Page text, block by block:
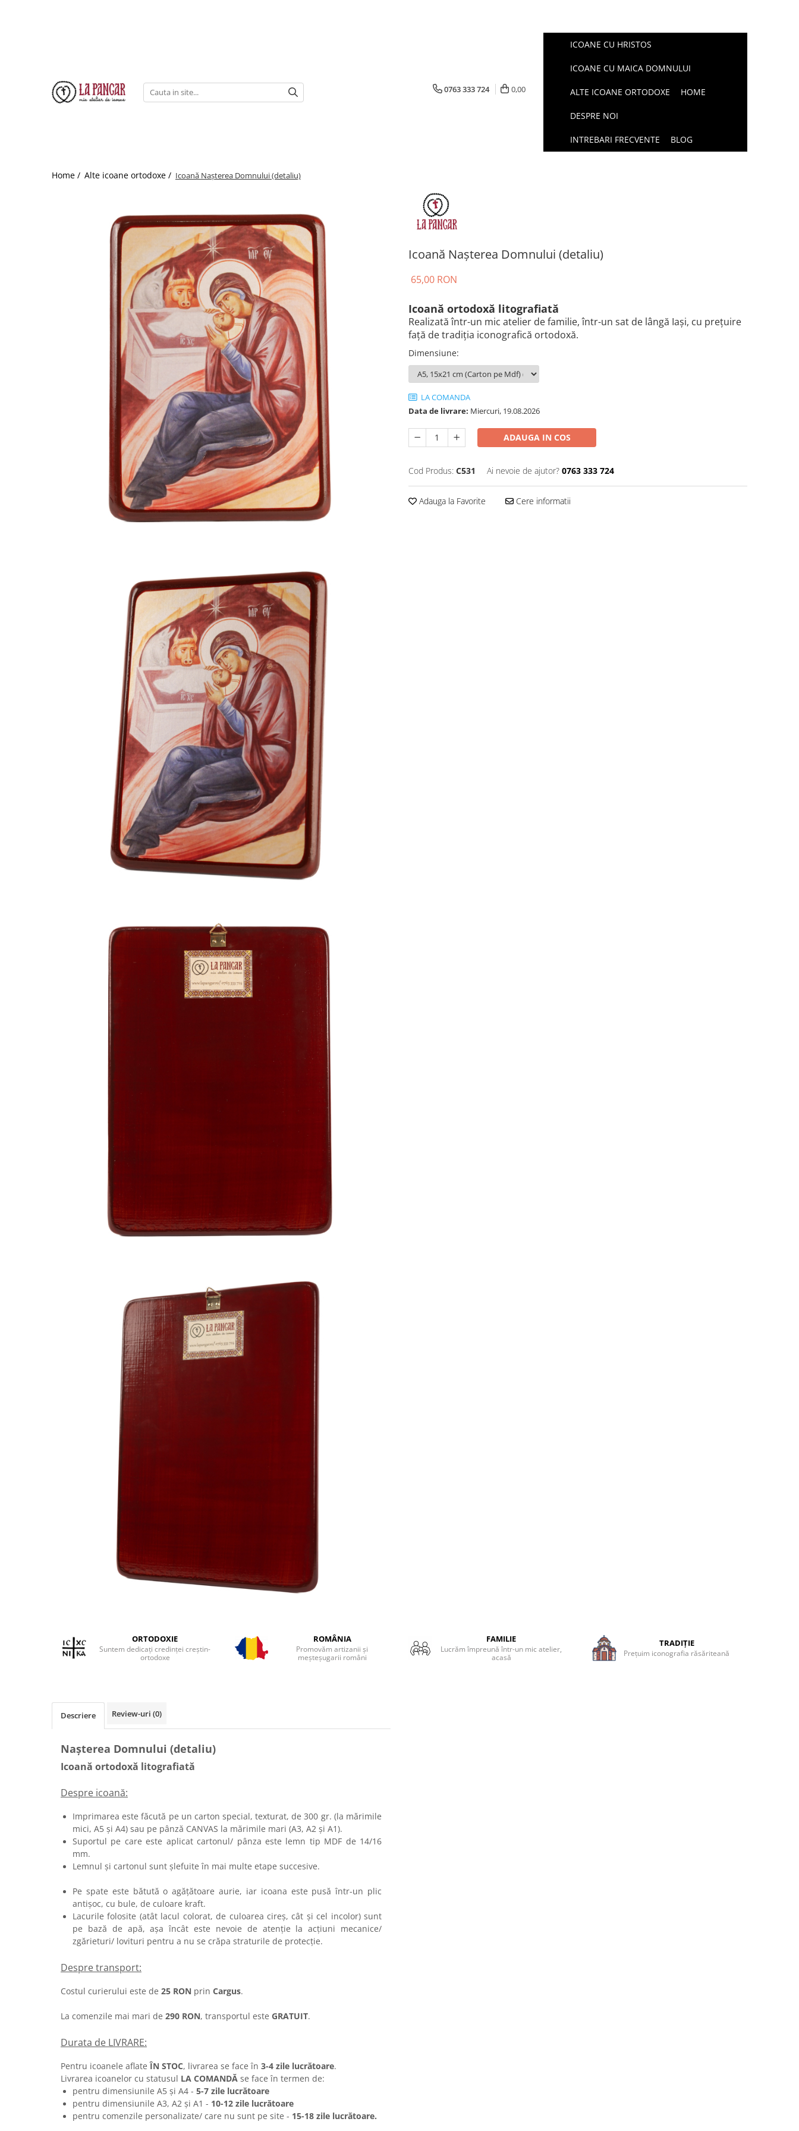
0763 333 724 0,00
ICOANE CU HRISTOS
ICOANE CU MAICA DOMNULUI
ALTE ICOANE ORTODOXE HOME
DESPRE NOI
INTREBARI FRECVENTE BLOG
Home / Alte icoane ortodoxe / Icoană Nașterea Domnului (detaliu)
Icoană Nașterea Domnului (detaliu)
65,00 RON
Icoană ortodoxă litografiată
Realizată într-un mic atelier de familie, într-un sat de lângă Iași, cu prețuire
față de tradiția iconografică ortodoxă.
Dimensiune:
LA COMANDA
Data de livrare: Miercuri, 19.08.2026
ADAUGA IN COS
Cod Produs: C531 Ai nevoie de ajutor? 0763 333 724
Adauga la Favorite Cere informatii
ORTODOXIE
Suntem dedicați credinței creștin-
ortodoxe
ROMÂNIA
Promovăm artizanii și
meșteșugarii români
FAMILIE
Lucrăm împreună într-un mic atelier,
acasă
TRADIȚIE
Prețuim iconografia răsăriteană
Descriere Review-uri (0)
Nașterea Domnului (detaliu)
Icoană ortodoxă litografiată
Despre icoană:
Imprimarea este făcută pe un carton special, texturat, de 300 gr. (la mărimile
mici, A5 și A4) sau pe pânză CANVAS la mărimile mari (A3, A2 și A1).
Suportul pe care este aplicat cartonul/ pânza este lemn tip MDF de 14/16
mm.
Lemnul și cartonul sunt șlefuite în mai multe etape succesive.
Pe spate este bătută o agățătoare aurie, iar icoana este pusă într-un plic
antișoc, cu bule, de culoare kraft.
Lacurile folosite (atât lacul colorat, de culoarea cireș, cât și cel incolor) sunt
pe bază de apă, așa încât este nevoie de atenție la acțiuni mecanice/
zgărieturi/ lovituri pentru a nu se crăpa straturile de protecție.
Despre transport:
Costul curierului este de 25 RON prin Cargus.
La comenzile mai mari de 290 RON, transportul este GRATUIT.
Durata de LIVRARE:
Pentru icoanele aflateÎN STOC, livrarea se face în 3-4 zile lucrătoare.
Livrarea icoanelor cu statusul LA COMANDĂ se face în termen de:
pentru dimensiunile A5 și A4 - 5-7 zile lucrătoare
pentru dimensiunile A3, A2 și A1 - 10-12 zile lucrătoare
pentru comenzile personalizate/ care nu sunt pe site - 15-18 zile lucrătoare.